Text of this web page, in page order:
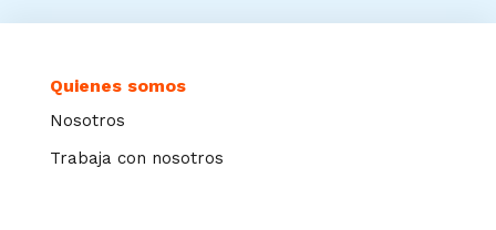
Quienes somos
Nosotros
Trabaja con nosotros